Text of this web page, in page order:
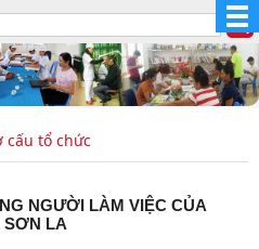
cấu tổ chức
NGƯỜI LÀM VIỆC CỦA
SƠN LA